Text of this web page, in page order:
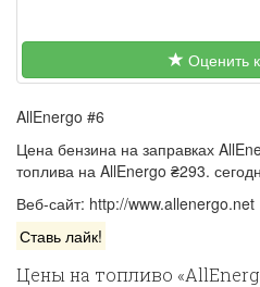
Оценить
AllEnergo #6
Цена бензина на заправках
топлива на AllEnergo ₴293.
Веб-сайт: http://www.allenergo.net
Ставь лайк!
Цены на топливо